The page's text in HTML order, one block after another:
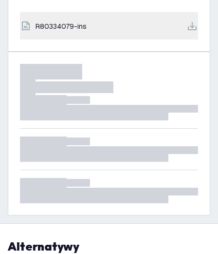
r80334079-ins
Alternatywy